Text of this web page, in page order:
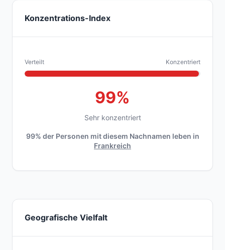
Konzentrations-Index
Verteilt Konzentriert
99%
Sehr konzentriert
99% der Personen mit diesem Nachnamen leben in
Frankreich
Geografische Vielfalt